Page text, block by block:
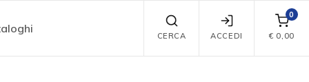
CERCA ACCEDI
0
€ 0,00